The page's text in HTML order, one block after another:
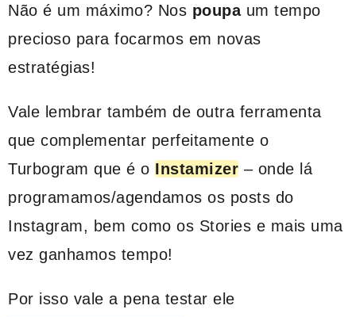
Não é um máximo? Nos poupaum tempo
precioso para focarmos em novas
estratégias!
Vale lembrar também de outra ferramenta
que complementar perfeitamente o
Turbogram que é o Instamizer – onde lá
programamos/agendamos os posts do
Instagram, bem como os Stories e mais uma
vez ganhamos tempo!
Por isso vale a pena testar ele